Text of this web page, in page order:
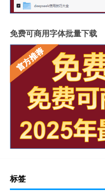
免费可商用字体批量下载
标签